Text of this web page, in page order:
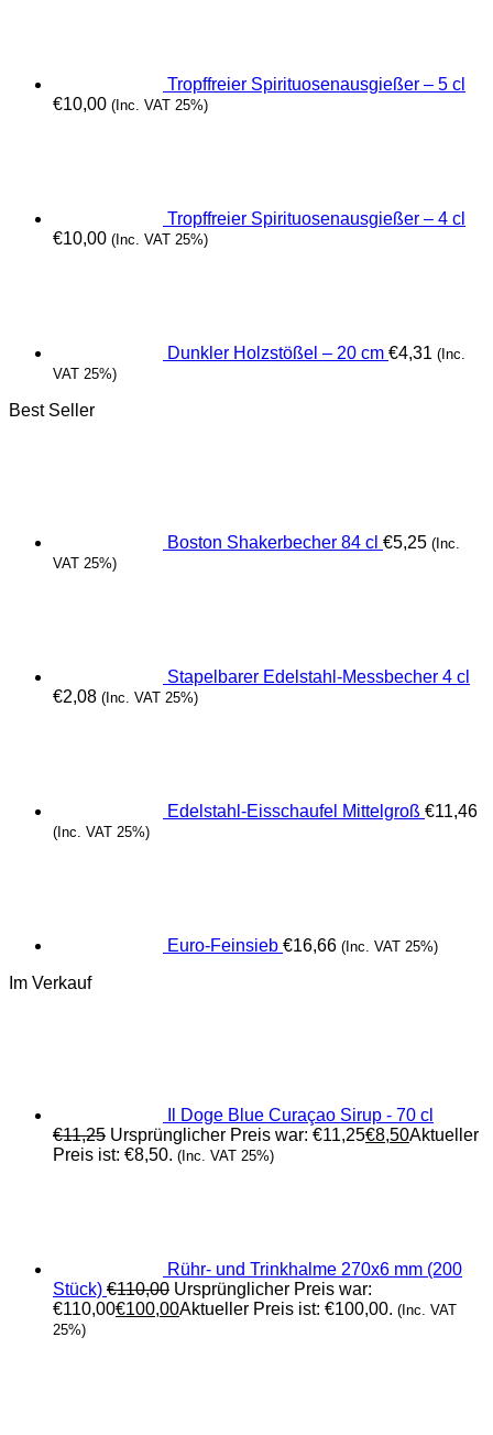
Tropffreier Spirituosenausgießer – 5 cl
€10,00 (Inc. VAT 25%)
Tropffreier Spirituosenausgießer – 4 cl
€10,00 (Inc. VAT 25%)
Dunkler Holzstößel – 20 cm €4,31 (Inc.
VAT 25%)
Best Seller
Boston Shakerbecher 84 cl €5,25 (Inc.
VAT 25%)
Stapelbarer Edelstahl-Messbecher 4 cl
€2,08 (Inc. VAT 25%)
Edelstahl-Eisschaufel Mittelgroß €11,46
(Inc. VAT 25%)
Euro-Feinsieb €16,66 (Inc. VAT 25%)
Im Verkauf
Il Doge Blue Curaçao Sirup - 70 cl
€11,25 Ursprünglicher Preis war: €11,25€8,50Aktueller
Preis ist: €8,50. (Inc. VAT 25%)
Rühr- und Trinkhalme 270x6 mm (200
Stück) €110,00 Ursprünglicher Preis war:
€110,00€100,00Aktueller Preis ist: €100,00. (Inc. VAT
25%)